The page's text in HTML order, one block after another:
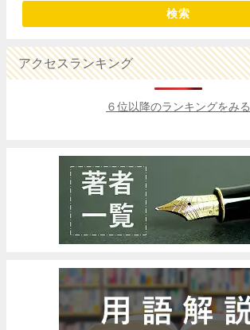
検索
アクセスランキング
６位以降のランキングをみる